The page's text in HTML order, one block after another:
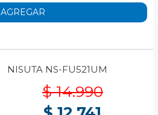
AGREGAR
NISUTA NS-FU521UM
$ 14.990